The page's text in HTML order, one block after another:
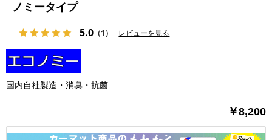
ノミータイプ
5.0 （1） レビューを見る
国内自社製造・消臭・抗菌
￥8,200